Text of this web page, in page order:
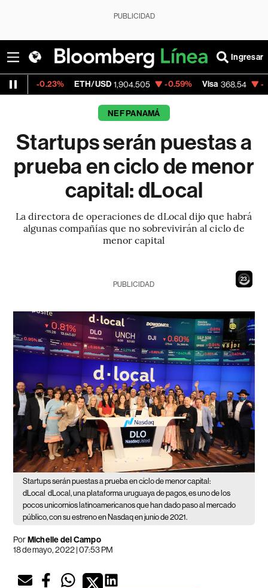
PUBLICIDAD
Ingresar
ETH/USD 1,904.505 -0.59% Visa 368.54 -0.28%
NEF PANAMÁ
Startups serán puestas a
prueba en ciclo de menor
capital: dLocal
La directora de operaciones de dLocal dijo que habrá
algunas compañías que no sobrevivirán al ciclo de
menor capital
21
PUBLICIDAD
Startups serán puestas a prueba en ciclo de menor capital:
dLocal dLocal, una plataforma uruguaya de pagos, es uno de los
pocos unicornios latinoamericanos que han dado paso al mercado
público, con su estreno en Nasdaq en junio de 2021.
PorMichelle del Campo
18 de mayo, 2022 | 07:53 PM